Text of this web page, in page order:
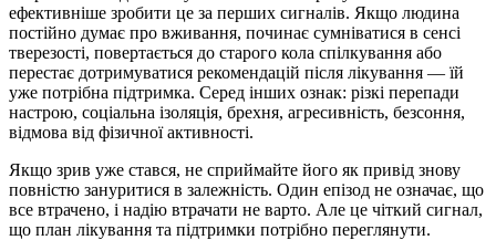
ефективніше зробити це за перших сигналів. Якщо людина
постійно думає про вживання, починає сумніватися в сенсі
тверезості, повертається до старого кола спілкування або
перестає дотримуватися рекомендацій після лікування — їй
уже потрібна підтримка. Серед інших ознак: різкі перепади
настрою, соціальна ізоляція, брехня, агресивність, безсоння,
відмова від фізичної активності.
Якщо зрив уже стався, не сприймайте його як привід знову
повністю зануритися в залежність. Один епізод не означає, що
все втрачено, і надію втрачати не варто. Але це чіткий сигнал,
що план лікування та підтримки потрібно переглянути.